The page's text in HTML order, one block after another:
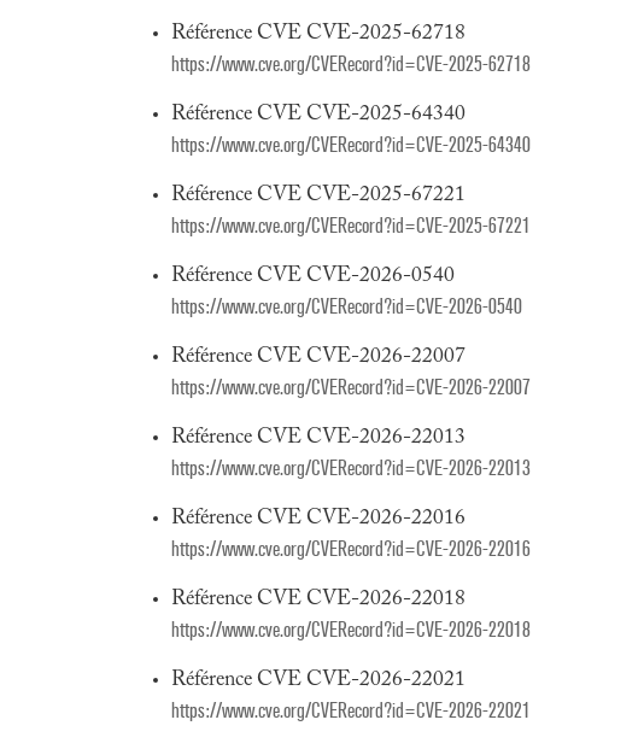
Référence CVE CVE-2025-62718
https://www.cve.org/CVERecord?id=CVE-2025-62718
Référence CVE CVE-2025-64340
https://www.cve.org/CVERecord?id=CVE-2025-64340
Référence CVE CVE-2025-67221
https://www.cve.org/CVERecord?id=CVE-2025-67221
Référence CVE CVE-2026-0540
https://www.cve.org/CVERecord?id=CVE-2026-0540
Référence CVE CVE-2026-22007
https://www.cve.org/CVERecord?id=CVE-2026-22007
Référence CVE CVE-2026-22013
https://www.cve.org/CVERecord?id=CVE-2026-22013
Référence CVE CVE-2026-22016
https://www.cve.org/CVERecord?id=CVE-2026-22016
Référence CVE CVE-2026-22018
https://www.cve.org/CVERecord?id=CVE-2026-22018
Référence CVE CVE-2026-22021
https://www.cve.org/CVERecord?id=CVE-2026-22021